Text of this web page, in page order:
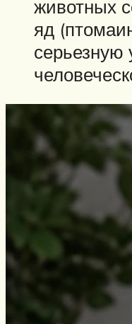
животных
яд
серьезную